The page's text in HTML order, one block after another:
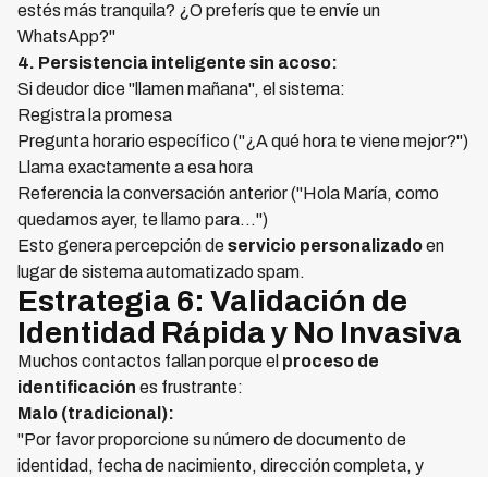
estés más tranquila? ¿O preferís que te envíe un
WhatsApp?"
4. Persistencia inteligente sin acoso:
Si deudor dice "llamen mañana", el sistema:
Registra la promesa
Pregunta horario específico ("¿A qué hora te viene mejor?")
Llama exactamente a esa hora
Referencia la conversación anterior ("Hola María, como
quedamos ayer, te llamo para...")
Esto genera percepción deservicio personalizadoen
lugar de sistema automatizado spam.
Estrategia 6: Validación de
Identidad Rápida y No Invasiva
Muchos contactos fallan porque el proceso de
identificación es frustrante:
Malo (tradicional):
"Por favor proporcione su número de documento de
identidad, fecha de nacimiento, dirección completa, y